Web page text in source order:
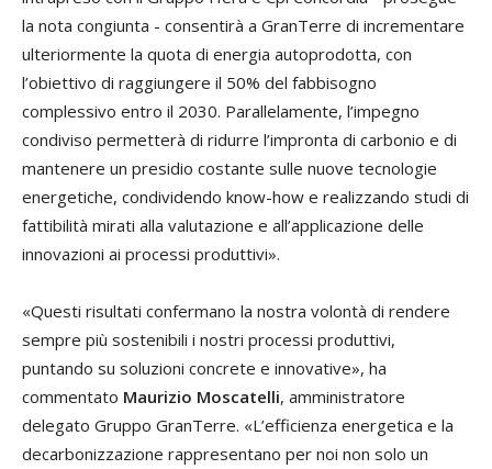
la nota congiunta - consentirà a GranTerre di incrementare
ulteriormente la quota di energia autoprodotta, con
l’obiettivo di raggiungere il 50% del fabbisogno
complessivo entro il 2030. Parallelamente, l’impegno
condiviso permetterà di ridurre l’impronta di carbonio e di
mantenere un presidio costante sulle nuove tecnologie
energetiche, condividendo know-how e realizzando studi di
fattibilità mirati alla valutazione e all’applicazione delle
innovazioni ai processi produttivi».
«Questi risultati confermano la nostra volontà di rendere
sempre più sostenibili i nostri processi produttivi,
puntando su soluzioni concrete e innovative», ha
commentato Maurizio Moscatelli, amministratore
delegato Gruppo GranTerre. «L’efficienza energetica e la
decarbonizzazione rappresentano per noi non solo un